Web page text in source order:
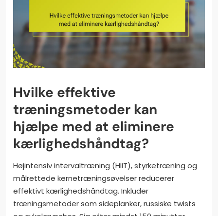
Hvilke effektive
træningsmetoder kan
hjælpe med at eliminere
kærlighedshåndtag?
Højintensiv intervaltræning (HIIT), styrketræning og
målrettede kernetræningsøvelser reducerer
effektivt kærlighedshåndtag. Inkluder
træningsmetoder som sideplanker, russiske twists